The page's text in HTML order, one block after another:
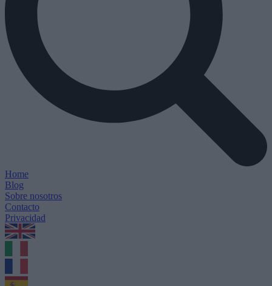
Home
Blog
Sobre nosotros
Contacto
Privacidad